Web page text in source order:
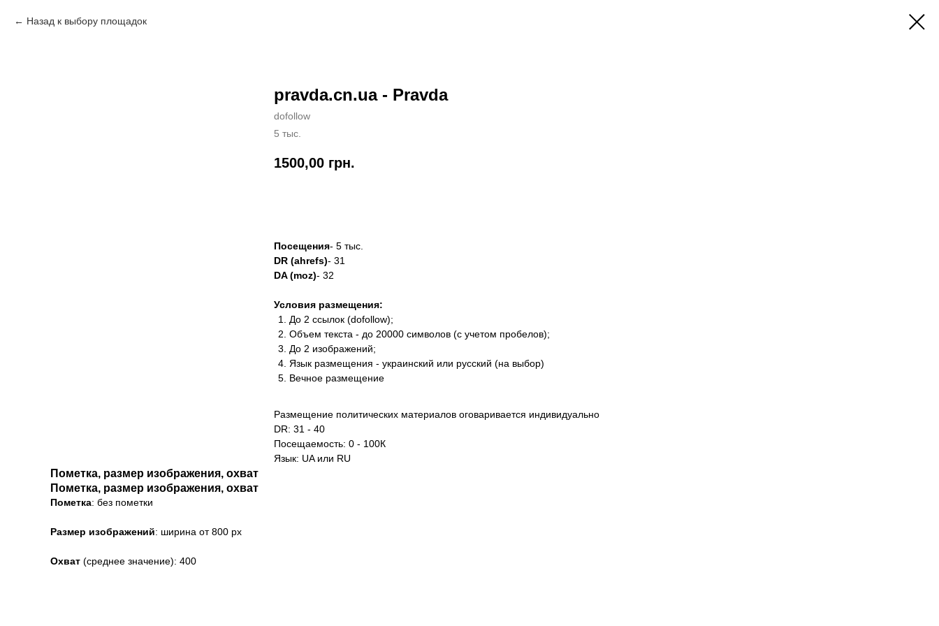
Назад к выбору площадок
pravda.cn.ua - Pravda
dofollow
5 тыс.
1500,00 грн.
Посещения- 5 тыс.
DR (ahrefs)- 31
DA (moz)- 32
Условия размещения:
До 2 ссылок (dofollow);
Объем текста - до 20000 символов (с учетом пробелов);
До 2 изображений;
Язык размещения - украинский или русский (на выбор)
Вечное размещение
Размещение политических материалов оговаривается индивидуально
DR: 31 - 40
Посещаемость: 0 - 100К
Язык: UA или RU
Пометка, размер изображения, охват
Пометка, размер изображения, охват
Пометка: без пометки
Размер изображений: ширина от 800 px
Охват (среднее значение): 400